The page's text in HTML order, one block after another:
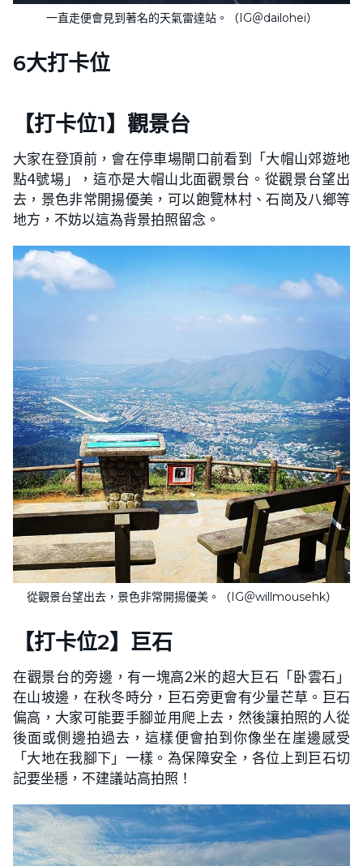
一直走便會見到著名的天氣雷達站。（IG＠dailohei）
6大打卡位
【打卡位1】觀景台
大家在登頂前，會在停車場閘口前看到「大帽山郊遊地
點4號場」，這亦是大帽山北面觀景台。從觀景台望出
去，景色非常開揚優美，可以飽覽林村、石崗及八鄉等
地方，不妨以這為背景拍照留念。
從觀景台望出去，景色非常開揚優美。（IG＠willmousehk）
【打卡位2】巨石
在觀景台的旁邊，有一塊高2米的超大巨石「卧雲石」
在山坡邊，在秋冬時分，巨石旁更會有少量芒草。巨石
偏高，大家可能要手腳並用爬上去，然後讓拍照的人從
後面或側邊拍過去，這樣便會拍到你像坐在崖邊感受
「大地在我腳下」一樣。為保障安全，各位上到巨石切
記要坐穩，不建議站高拍照！